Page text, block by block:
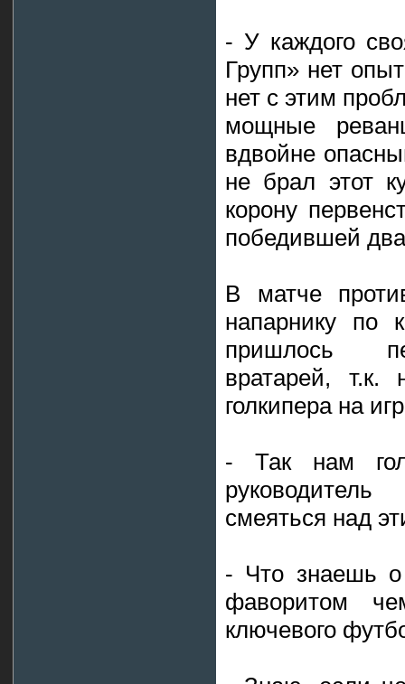
- У каждого
Групп» нет
нет с этим
мощные
вдвойне
не брал этот
корону
победившей
В матче
напарнику по
пришлось
вратарей, т.к.
голкипера на
- Так нам
смеяться над
- Что знаешь о
фаворитом
ключевого